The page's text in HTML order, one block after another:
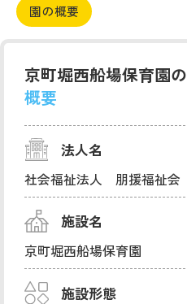
園の概要
京町堀西船場保育園の
概要
法人名
社会福祉法人 朋援福祉会
施設名
京町堀西船場保育園
施設形態